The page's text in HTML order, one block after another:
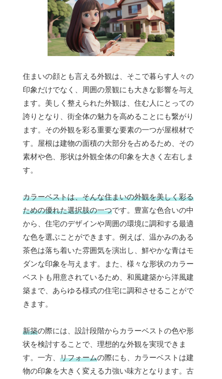
住まいの顔とも言える外観は、そこで暮らす人々の
印象だけでなく、周囲の景観にも大きな影響を与え
ます。美しく整えられた外観は、住む人にとっての
誇りとなり、街全体の魅力を高めることにも繋がり
ます。その外観を彩る重要な要素の一つが屋根材で
す。屋根は建物の面積の大部分を占めるため、その
素材や色、形状は外観全体の印象を大きく左右しま
す。
カラーベストは、そんな住まいの外観を美しく彩る
ための優れた選択肢の一つです。豊富な色合いの中
から、住宅のデザインや周囲の環境に調和する最適
な色を選ぶことができます。例えば、温かみのある
茶色は落ち着いた雰囲気を演出し、鮮やかな青はモ
ダンな印象を与えます。また、様々な形状のカラー
ベストも用意されているため、和風建築から洋風建
築まで、あらゆる様式の住宅に調和させることがで
きます。
新築の際には、設計段階からカラーベストの色や形
状を検討することで、理想的な外観を実現できま
す。一方、 リフォームの際にも、カラーベストは建
物の印象を大きく変える力強い味方となります。古